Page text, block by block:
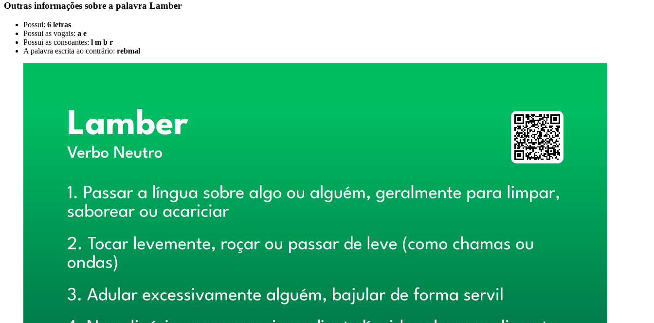
Outras informações sobre a palavra Lamber
Possui: 6 letras
Possui as vogais: a e
Possui as consoantes: l m b r
A palavra escrita ao contrário: rebmal